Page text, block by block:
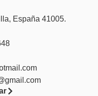
España 41005.